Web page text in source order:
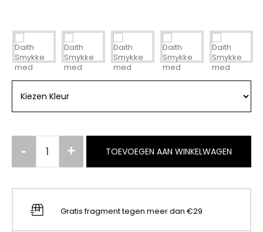
TOEVOEGEN AAN WINKELWAGEN
Gratis fragment tegen meer dan €29